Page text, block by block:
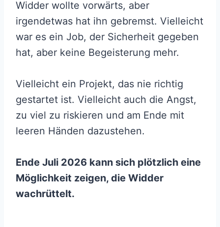
Widder wollte vorwärts, aber
irgendetwas hat ihn gebremst. Vielleicht
war es ein Job, der Sicherheit gegeben
hat, aber keine Begeisterung mehr.
Vielleicht ein Projekt, das nie richtig
gestartet ist. Vielleicht auch die Angst,
zu viel zu riskieren und am Ende mit
leeren Händen dazustehen.
Ende Juli 2026 kann sich plötzlich eine
Möglichkeit zeigen, die Widder
wachrüttelt.